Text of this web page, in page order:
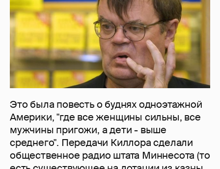
Это была повесть о буднях одноэтажной
Америки, "где все женщины сильны, все
мужчины пригожи, а дети - выше
среднего". Передачи Киллора сделали
общественное радио штата Миннесота (то